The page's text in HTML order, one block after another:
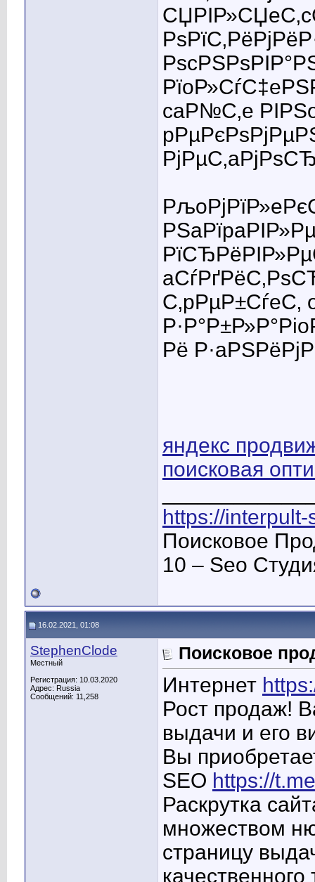
caР№С‚e
Рё
яндекс
поисковая
https://
Поисковое
10 – Seo
16.02.2021, 01:08
StephenClode
Местный
Регистрация: 10.03.2020
Адрес: Russia
Сообщений: 11,258
Поисковое
Интернет
Рост продаж!
выдачи и его
Вы
SEO https://
Раскрутка
множеством
страницу